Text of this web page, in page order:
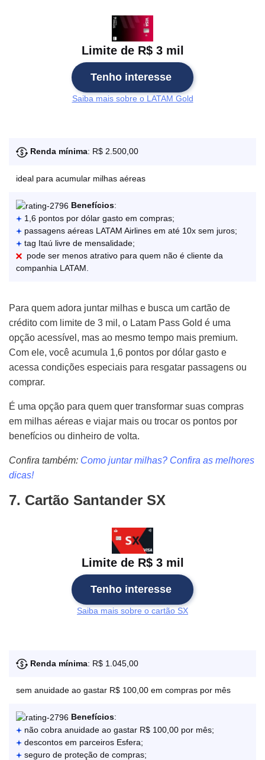
Limite de R$ 3 mil
Tenho interesse
Saiba mais sobre o LATAM Gold
Renda mínima: R$ 2.500,00
ideal para acumular milhas aéreas
Benefícios:
1,6 pontos por dólar gasto em compras;
passagens aéreas LATAM Airlines em até 10x sem juros;
tag Itaú livre de mensalidade;
pode ser menos atrativo para quem não é cliente da
companhia LATAM.
Para quem adora juntar milhas e busca um cartão de
crédito com limite de 3 mil, o Latam Pass Gold é uma
opção acessível, mas ao mesmo tempo mais premium.
Com ele, você acumula 1,6 pontos por dólar gasto e
acessa condições especiais para resgatar passagens ou
comprar.
É uma opção para quem quer transformar suas compras
em milhas aéreas e viajar mais ou trocar os pontos por
benefícios ou dinheiro de volta.
Confira também: Como juntar milhas? Confira as melhores
dicas!
7. Cartão Santander SX
Limite de R$ 3 mil
Tenho interesse
Saiba mais sobre o cartão SX
Renda mínima: R$ 1.045,00
sem anuidade ao gastar R$ 100,00 em compras por mês
Benefícios:
não cobra anuidade ao gastar R$ 100,00 por mês;
descontos em parceiros Esfera;
seguro de proteção de compras;